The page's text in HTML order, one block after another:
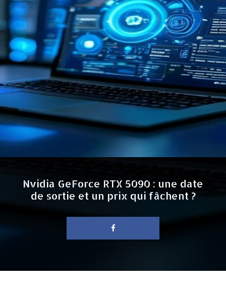
Nvidia GeForce RTX 5090 : une date
de sortie et un prix qui fâchent ?